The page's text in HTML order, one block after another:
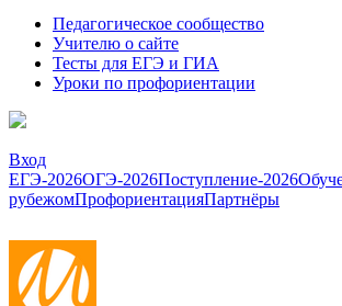
Педагогическое сообщество
Учителю о сайте
Тесты для ЕГЭ и ГИА
Уроки по профориентации
Вход
ЕГЭ-2026ОГЭ-2026Поступление-2026
рубежомПрофориентацияПартнёры